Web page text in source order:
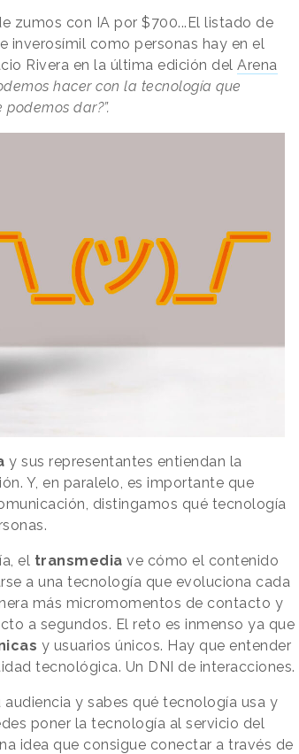
zumos con IA por $700...El listado de
inverosímil como personas hay en el
Rivera en la última edición del Arena
hacer con la tecnología que
dar?”.
y sus representantes entiendan la
Y, en paralelo, es importante que
distingamos qué tecnología
el transmedia ve cómo el contenido
a una tecnología que evoluciona cada
más micromomentos de contacto y
a segundos. El reto es inmenso ya que
y usuarios únicos. Hay que entender
tecnológica. Un DNI de interacciones.
y sabes qué tecnología usa y
poner la tecnología al servicio del
idea que consigue conectar a través de